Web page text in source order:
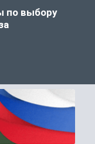
по выбору